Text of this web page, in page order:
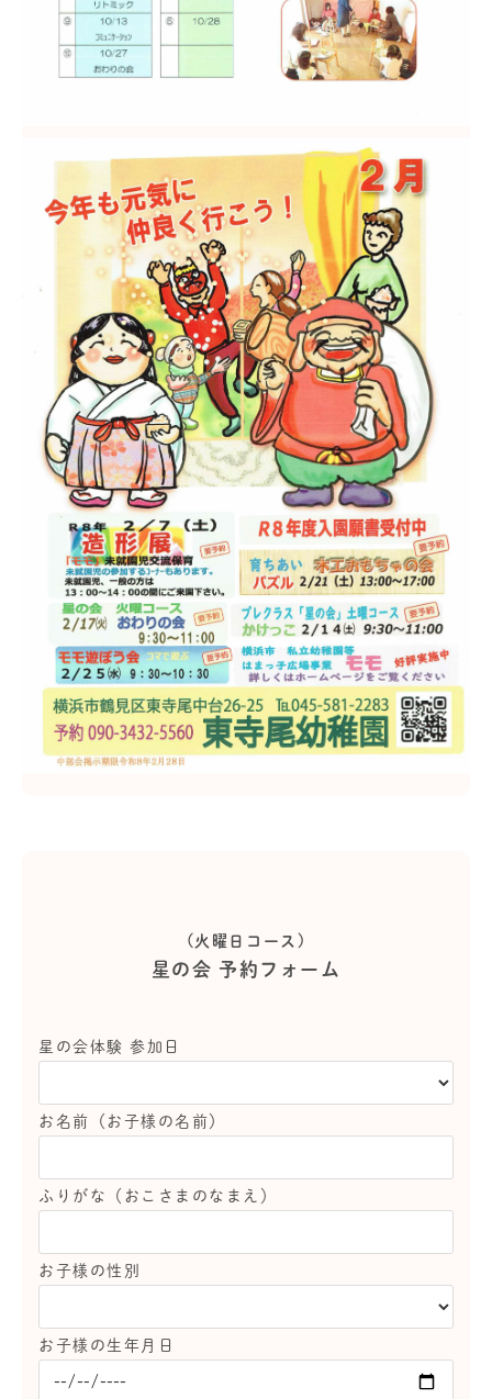
(火曜日コース)
星の会 予約フォーム
星の会体験 参加日
お名前（お子様の名前）
ふりがな（おこさまのなまえ）
お子様の性別
お子様の生年月日